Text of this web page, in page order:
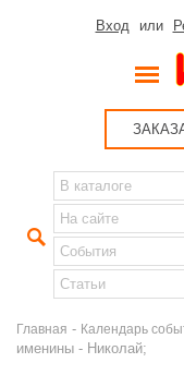
Вход или
Главная - Календарь
именины - Николай;